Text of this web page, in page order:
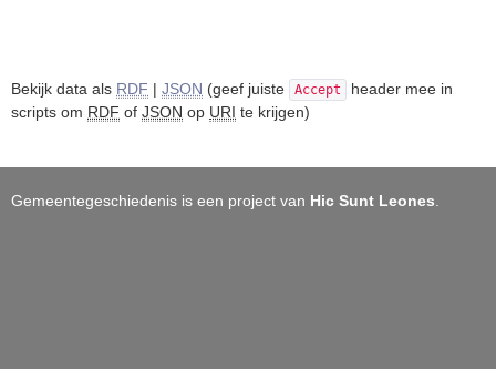
Bekijk data als RDF | JSON (geef juiste Accept
header mee in
scripts om RDF of JSON op URI te krijgen)
Gemeentegeschiedenis is een project van Hic Sunt Leones.